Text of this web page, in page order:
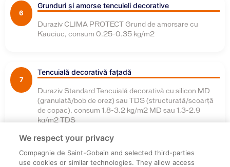
6
Grunduri și amorse tencuieli decorative
Duraziv CLIMA PROTECT Grund de amorsare cu
Kauciuc, consum 0.25-0.35 kg/m2
7
Tencuială decorativă fațadă
Duraziv Standard Tencuială decorativă cu silicon MD
(granulată/bob de orez) sau TDS (structurată/scoarță
de copac), consum 1.8-3.2 kg/m2 MD sau 1.3-2.9
kg/m2 TDS
We respect your privacy
Compagnie de Saint-Gobain and selected third-parties
use cookies or similar technologies. They allow access